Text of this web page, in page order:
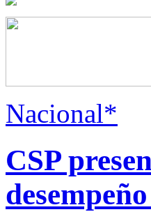
Nacional*
CSP